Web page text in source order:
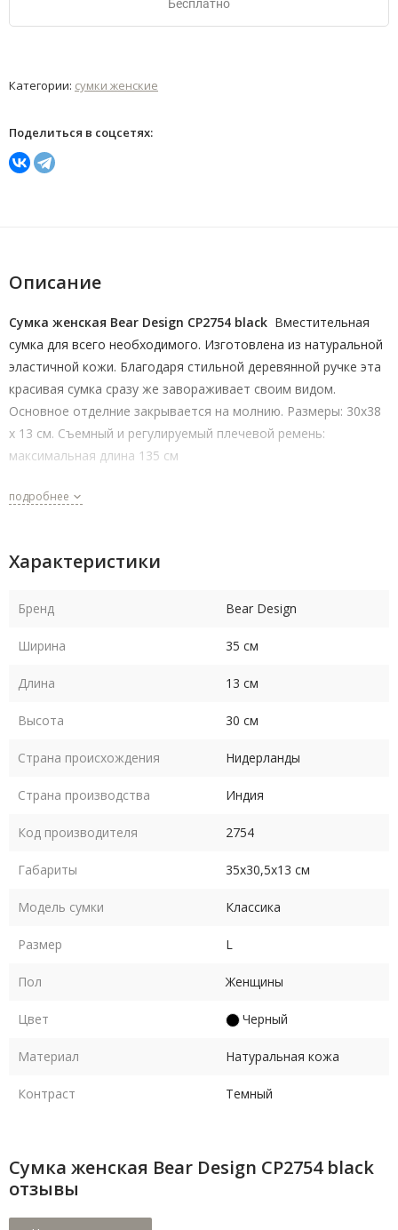
Бесплатно
Категории: сумки женские
Поделиться в соцсетях:
Описание
Сумка женская Bear Design CP2754 black Вместительная
сумка для всего необходимого. Изготовлена из натуральной
эластичной кожи. Благодаря стильной деревянной ручке эта
красивая сумка сразу же завораживает своим видом.
Основное отделние закрывается на молнию. Размеры: 30x38
x 13 см. Съемный и регулируемый плечевой ремень:
максимальная длина 135 см
подробнее
Характеристики
Бренд Bear Design
Ширина 35 см
Длина 13 см
Высота 30 см
Страна происхождения Нидерланды
Страна производства Индия
Код производителя 2754
Габариты 35х30,5х13 см
Модель сумки Классика
Размер L
Пол Женщины
Цвет Черный
Материал Натуральная кожа
Контраст Темный
Сумка женская Bear Design CP2754 black
отзывы